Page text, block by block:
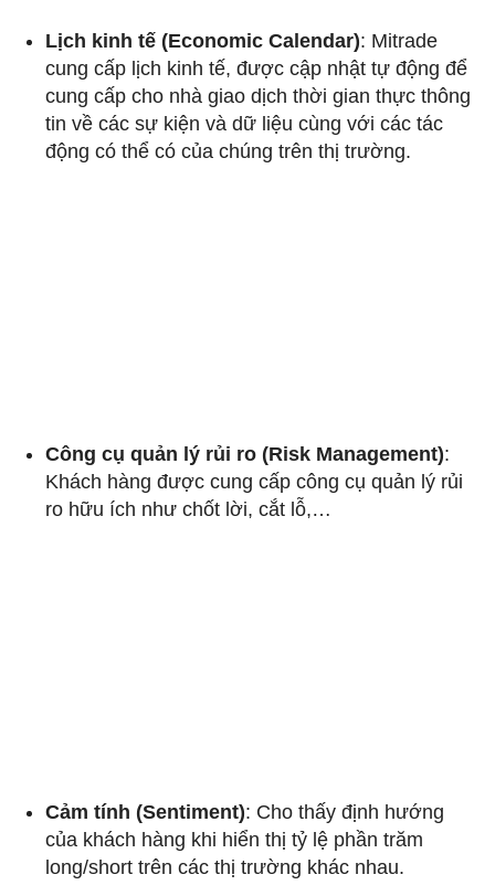
Lịch kinh tế (Economic Calendar): Mitrade
cung cấp lịch kinh tế, được cập nhật tự động để
cung cấp cho nhà giao dịch thời gian thực thông
tin về các sự kiện và dữ liệu cùng với các tác
động có thể có của chúng trên thị trường.
Công cụ quản lý rủi ro (Risk Management):
Khách hàng được cung cấp công cụ quản lý rủi
ro hữu ích như chốt lời, cắt lỗ,…
Cảm tính (Sentiment): Cho thấy định hướng
của khách hàng khi hiển thị tỷ lệ phần trăm
long/short trên các thị trường khác nhau.